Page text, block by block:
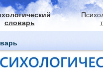
словарь